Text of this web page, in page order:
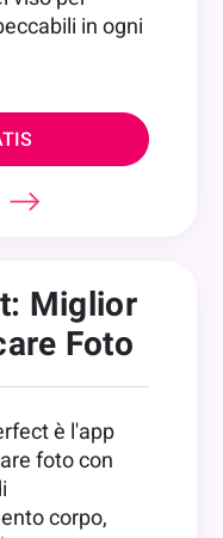
in ogni
Miglior
Foto
è l'app
foto con
corpo,